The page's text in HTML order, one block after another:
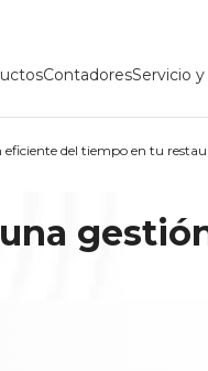
ContadoresServicio
eficiente del tiempo en tu
una